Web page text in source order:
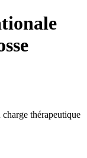
thérapeutique